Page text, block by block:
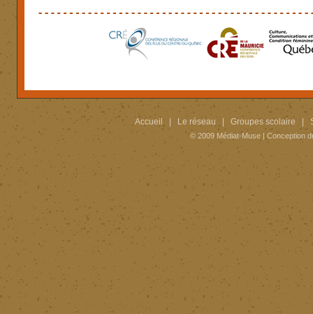
Accueil Le réseau Groupes scolaire
© 2009 Médiat-Muse | Conception